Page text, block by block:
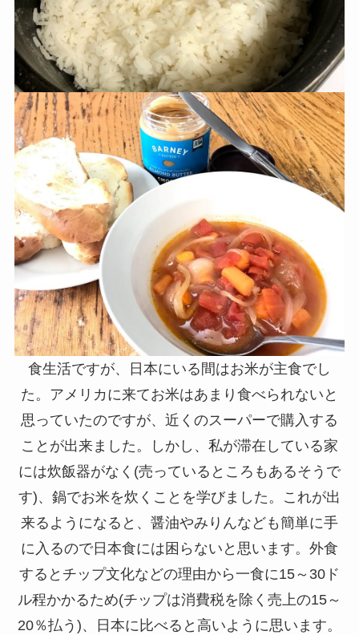
食生活ですが、日本にいる間はお米が主食でし
た。アメリカに来てお米はあまり食べられないと
思っていたのですが、近くのスーパーで購入する
ことが出来ました。しかし、私が滞在している家
には炊飯器がなく(売っているところもあるそうで
す)、鍋でお米を炊くことを学びました。これが出
来るようになると、醤油やみりんなども簡単に手
に入るので日本食には困らないと思います。外食
するとチップ文化などの理由から一食に15～30ド
ル程かかるため(チップは消費税を除く売上の15～
20％払う)、日本に比べると高いように思います。